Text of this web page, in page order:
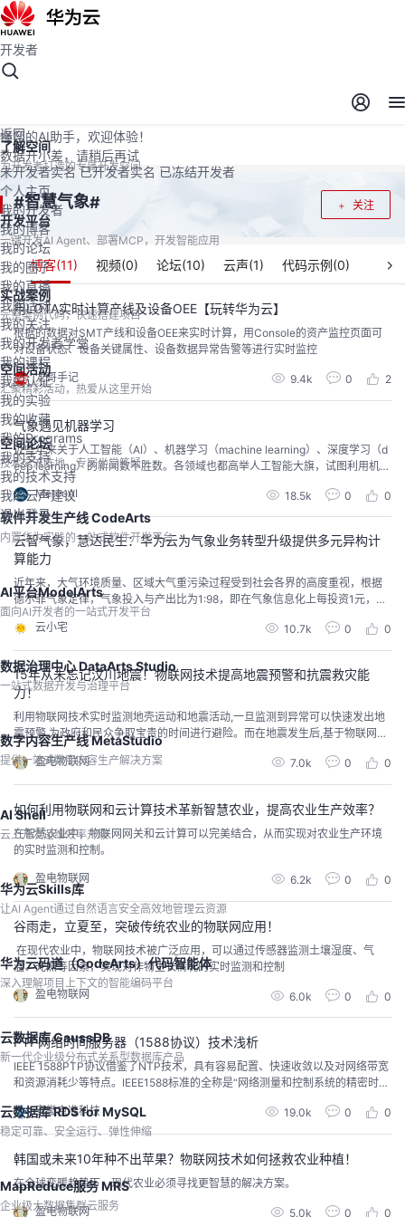
开发者空间
开发者空间
了解空间
为开发者打造的专属开发空间
开发平台
一键开发AI Agent、部署MCP，开发智能应用
实战案例
完整案例代码，快速搭建项目
空间活动
汇聚精彩活动，热爱从这里开始
空间论坛
技术交流阵地，专家坐堂答疑
软件开发生产线 CodeArts
内置华为实践的一站式软件开发平台
AI平台ModelArts
面向AI开发者的一站式开发平台
数据治理中心 DataArts Studio
一站式数据开发与治理平台
数字内容生产线 MetaStudio
提供一站式数字内容生产解决方案
AI Shell
云上开发运维效率升级
华为云Skills库
让AI Agent通过自然语言安全高效地管理云资源
华为云码道（CodeArts）代码智能体
深入理解项目上下文的智能编码平台
云数据库 GaussDB
新一代企业级分布式关系型数据库产品
云数据库 RDS for MySQL
稳定可靠、安全运行、弹性伸缩
MapReduce服务 MRS
企业级大数据集群云服务
开发者
返回
未开发者实名 已开发者实名 已冻结开发者
个人主页
我的开发者
我的博客
我的论坛
我的圈子
我的直播
我的活动
我的关注
我的开发者学堂
我的课程
我的认证
我的实验
我的收藏
我的Programs
我的支持
我的技术支持
我的云声建议
退出登录
懂您的AI助手，欢迎体验！
数据开小差，请稍后再试
关注
#智慧气象#
博客(11) 视频(0) 论坛(10) 云声(1) 代码示例(0)
用LOTA实时计算产线及设备OEE【玩转华为云】
根据的数据对SMT产线和设备OEE来实时计算，用Console的资产监控页面可
对设备状态、设备关键属性、设备数据异常告警等进行实时监控
龙哥手记 9.4k 0 2
气象遇见机器学习
近些年来关于人工智能（AI）、机器学习（machine learning）、深度学习（d
eep learning）的新闻数不胜数。各领域也都高举人工智能大旗，试图利用机器
学习，深度学习等技术解决行业内的问题，拓展新业务。尤其是在图像识别、
语言识别等领域，深度学习的应用让人惊叹。人工智能是利用机器学习构建的
模型或者其他方法来模拟或者扩展人的智能的理论，简单的来说就是利用更好
的算法为人类服务，这...
MeteoAI 18.5k 0 0
云智气象，慧达民生：华为云为气象业务转型升级提供多元异构计
算能力
近年来，大气环境质量、区域大气重污染过程受到社会各界的高度重视，根据
德尔菲气象定律，气象投入与产出比为1:98，即在气象信息化上每投资1元，便
可以得到98元的经济回报，气象服务蕴含着巨大的社会经济价值。但由于我国
环保工作仍处于负"重"前行阶段，大气环境问题依然是社会高度关注和亟待解决
的环境问题。近日，第25届中国大气环境科学与技术大会暨中国环境科学学会
大气环境分会2019年学术年会在成都举办...
云小宅 10.7k 0 0
15年从未忘记汶川地震！物联网技术提高地震预警和抗震救灾能
力！
利用物联网技术实时监测地壳运动和地震活动,一旦监测到异常可以快速发出地
震预警,为政府和民众争取宝贵的时间进行避险。而在地震发生后,基于物联网的
抗震救灾系统可以全面掌握灾区信息,实时监测灾情并进行评估,为救援工作指示
方向。盈电物联网 7.0k 0 0
如何利用物联网和云计算技术革新智慧农业，提高农业生产效率？
在智慧农业中，物联网网关和云计算可以完美结合，从而实现对农业生产环境
的实时监测和控制。
盈电物联网 6.2k 0 0
谷雨走，立夏至，突破传统农业的物联网应用！
在现代农业中，物联网技术被广泛应用，可以通过传感器监测土壤湿度、气
温、光照等因素，实现对作物生长情况的实时监测和控制
盈电物联网 6.0k 0 0
PTP网络时间服务器（1588协议）技术浅析
IEEE 1588PTP协议借鉴了NTP技术，具有容易配置、快速收敛以及对网络带宽
和资源消耗少等特点。IEEE1588标准的全称是“网络测量和控制系统的精密时钟
称PTP（Precision Timing Protocol），它的主要原理是通过一个同步信号周
期性的对网络中所有节点
安徽京准科技 19.0k 0 0
韩国或未来10年种不出苹果？物联网技术如何拯救农业种植！
在全球变暖趋势下，现代农业必须寻找更智慧的解决方案。
盈电物联网 5.0k 0 0